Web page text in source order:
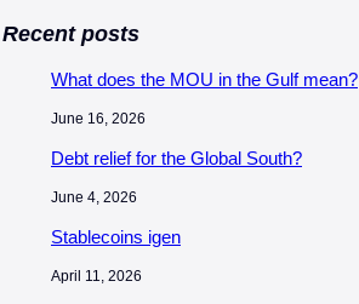
c
Recent posts
What does the MOU in the Gulf mean?
June 16, 2026
Debt relief for the Global South?
June 4, 2026
Stablecoins igen
April 11, 2026